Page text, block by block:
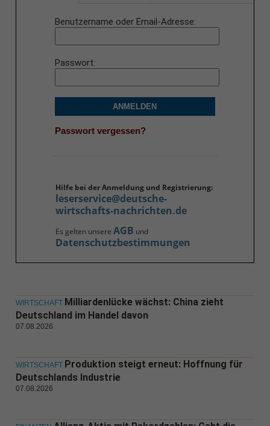
Benutzername oder Email-Adresse
Passwort
ANMELDEN
Passwort vergessen?
Hilfe bei der Anmeldung und Registrierung:
leserservice@deutsche-
wirtschafts-nachrichten.de
Es gelten unsere AGB und
Datenschutzbestimmungen
WIRTSCHAFT Milliardenlücke wächst: China zieht
Deutschland im Handel davon
07.08.2026
WIRTSCHAFT Produktion steigt erneut: Hoffnung für
Deutschlands Industrie
07.08.2026